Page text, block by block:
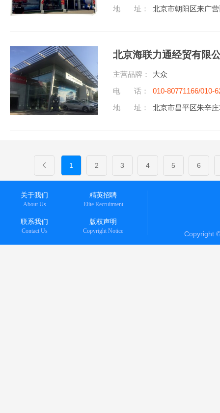
地 址： 北京市朝阳区来广
北京海联力通经贸有限
主营品牌：
大众
电 话：
010-80771166/010-
地 址：
北京市昌平区朱辛
1 2 3 4 5 6
关于我们
About Us
精英招聘
Elite Recruitment
联系我们
Contact Us
版权声明
Copyright Notice Copyright